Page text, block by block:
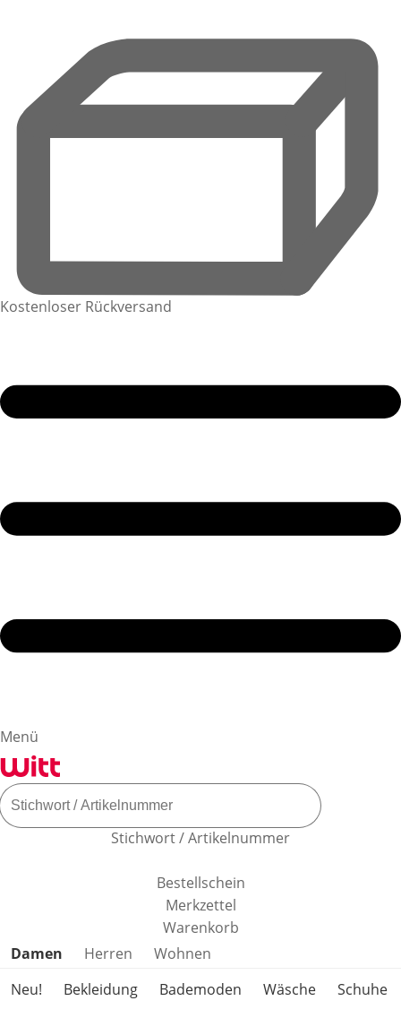
Kostenloser Rückversand
Menü
Stichwort / Artikelnummer
Bestellschein
Merkzettel
Warenkorb
Produktkategorien überspringen
Damen Herren
Wohnen
Neu!
Bekleidung Bademoden Wäsche Schuhe